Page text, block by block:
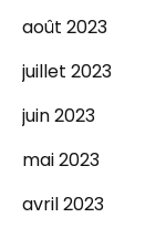
août 2023
juillet 2023
juin 2023
mai 2023
avril 2023